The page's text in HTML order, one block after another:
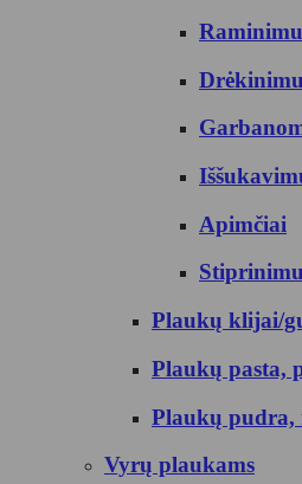
Apimčiai
Plaukų klijai/
Plaukų pasta,
Plaukų pudra,
Vyrų plaukams